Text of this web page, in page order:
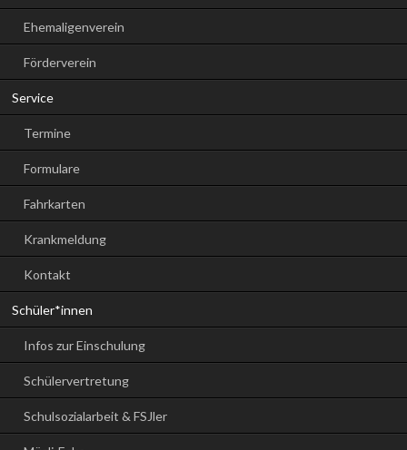
Ehemaligenverein
Förderverein
Service
Termine
Formulare
Fahrkarten
Krankmeldung
Kontakt
Schüler*innen
Infos zur Einschulung
Schülervertretung
Schulsozialarbeit & FSJler